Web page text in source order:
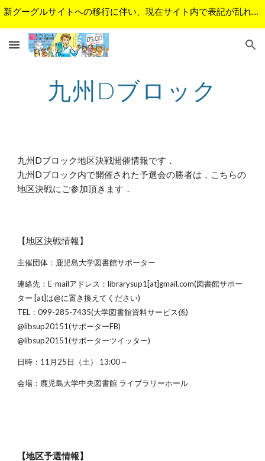
新グーグルサイトへの移行に伴い、現在サイト内で表記が乱れているページがあります。順次修正予定です。ご不便をおかけして申し訳ございません。
九州Dブロック
九州Dブロック地区決戦開催情報です．
九州Dブロック内で開催された予選会の勝者は，こちらの
地区決戦にご参加頂きます．
【地区決戦情報】
主催団体： 鹿児島大学図書館サポーター
連絡先：E-mailアドレス：librarysup1[at]gmail.com(図書館サポー
ター [at]は@に置き換えてください)
TEL：099-285-7435(大学図書館資料サービス係)
@libsup20151(サポーターFB)
@libsup20151(サポーターツイッター)
日時：11月25日（土） 13:00～
会場：鹿児島大学中央図書館 ライブラリーホール
【地区予選情報】